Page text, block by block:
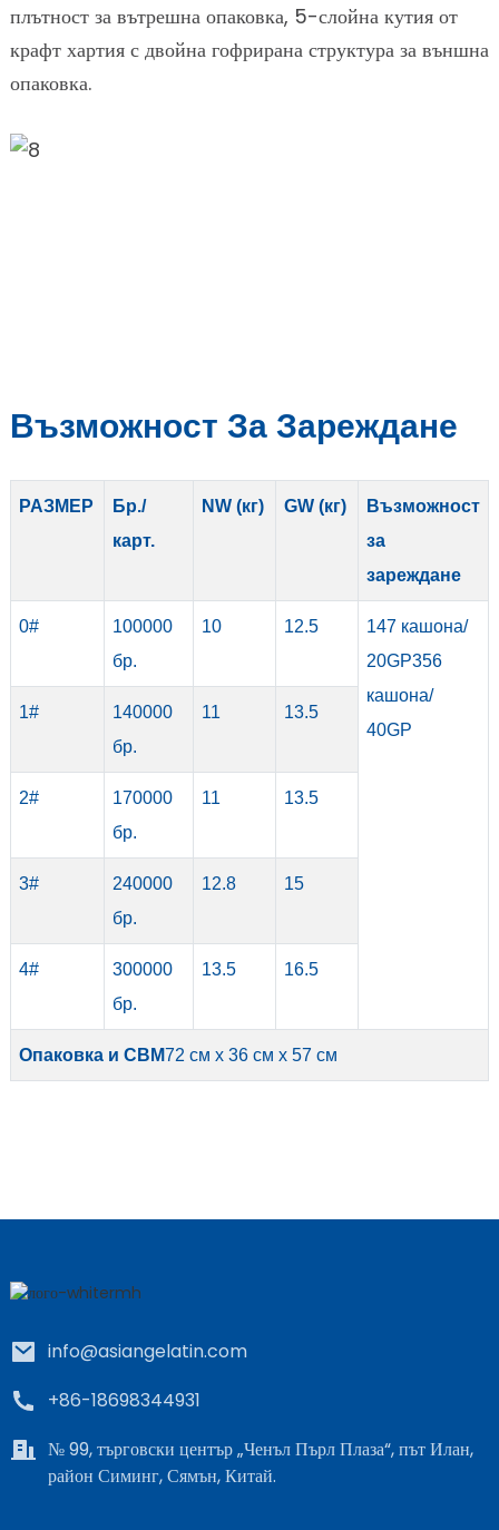
плътност за вътрешна опаковка, 5-слойна кутия от
крафт хартия с двойна гофрирана структура за външна
опаковка.
Възможност За Зареждане
РАЗМЕР
Бр./
карт.
NW (кг) GW (кг)
Възможност
за
зареждане
0#
100000
бр.
10 12.5
147 кашона/
20GP356
кашона/
40GP
1#
140000
бр.
11 13.5
2#
170000
бр.
11 13.5
3#
240000
бр.
12.8 15
4#
300000
бр.
13.5 16.5
Опаковка и CBM72 см x 36 см x 57 см
info@asiangelatin.com
+86-18698344931
№ 99, търговски център „Ченъл Пърл Плаза“, път Илан,
район Симинг, Сямън, Китай.